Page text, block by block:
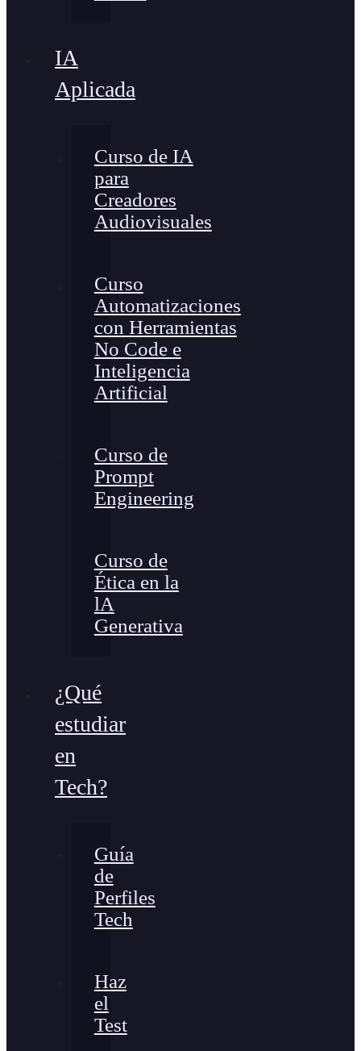
IA
Aplicada
Curso de IA
para
Creadores
Audiovisuales
Curso
Automatizaciones
con Herramientas
No Code e
Inteligencia
Artificial
Curso de
Prompt
Engineering
Curso de
Ética en la
lA
Generativa
¿Qué
estudiar
en
Tech?
Guía
de
Perfiles
Tech
Haz
el
Test